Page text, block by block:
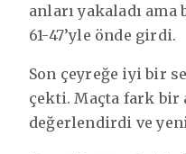
anları yakaladı
61-47’yle önde girdi.
Son çeyreğe iyi bir
çekti. Maçta fark bir
değerlendirdi ve